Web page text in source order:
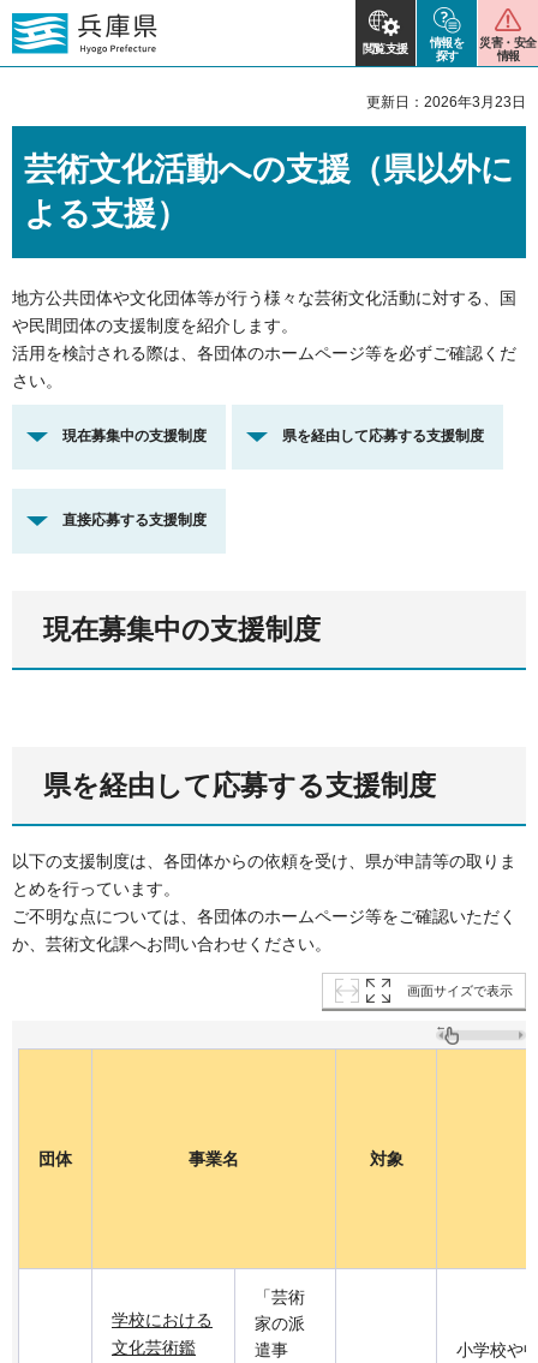
閲覧支援
情報を
探す
災害・安全
情報
更新日：2026年3月23日
芸術文化活動への支援（県以外に
よる支援）
地方公共団体や文化団体等が行う様々な芸術文化活動に対する、国
や民間団体の支援制度を紹介します。
活用を検討される際は、各団体のホームページ等を必ずご確認くだ
さい。
現在募集中の支援制度 県を経由して応募する支援制度
直接応募する支援制度
現在募集中の支援制度
県を経由して応募する支援制度
以下の支援制度は、各団体からの依頼を受け、県が申請等の取りま
とめを行っています。
ご不明な点については、各団体のホームページ等をご確認いただく
か、芸術文化課へお問い合わせください。
画面サイズで表示
団体 事業名 対象
学校における
文化芸術鑑
「芸術
家の派
遣事
小学校や